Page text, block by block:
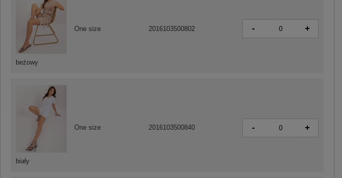
beżowy
One size 2016103500802 - +
biały
One size 2016103500840 - +